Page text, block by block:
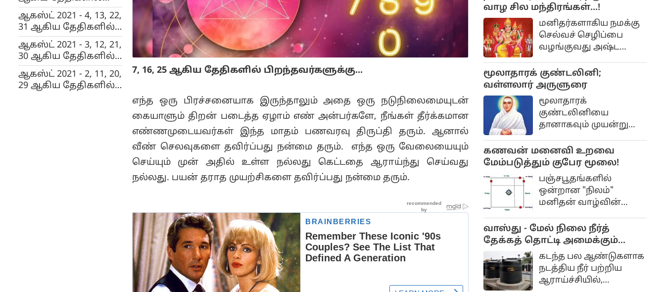
பிறந்தவர்களுக்கு...
ஆகஸ்ட் 2021 - 4, 13, 22,
31 ஆகிய தேதிகளில்
பிறந்தவர்களுக்கு...
ஆகஸ்ட் 2021 - 3, 12, 21,
30 ஆகிய தேதிகளில்
பிறந்தவர்களுக்கு...
ஆகஸ்ட் 2021 - 2, 11, 20,
29 ஆகிய தேதிகளில்
7, 16, 25 ஆகிய தேதிகளில் பிறந்தவர்களுக்கு...
எந்த ஒரு பிரச்சனையாக இருந்தாலும் அதை ஒரு நடுநிலைமையுடன்
கையாளும் திறன் படைத்த ஏழாம் எண் அன்பர்களே, நீங்கள் தீர்க்கமான
எண்ணமுடையவர்கள் இந்த மாதம் பணவரவு திருப்தி தரும். ஆனால்
வீண் செலவுகளை தவிர்ப்பது நன்மை தரும். எந்த ஒரு வேலையையும்
செய்யும் முன் அதில் உள்ள நல்லது கெட்டதை ஆராய்ந்து செய்வது
நல்லது. பயன் தராத முயற்சிகளை தவிர்ப்பது நன்மை தரும்.
வாழ சில மந்திரங்கள்...!
மனிதர்களாகிய நமக்கு
செல்வச் செழிப்பை
வழங்குவது அஷ்ட
குபேரர் மந்திரங்களை
நாள்தோறும் கூற
வேண்டும், அல்லது
மகான் திருமூலர்
கூறியதுபோல “ஓம்
ஐஸ்வரேஸ்வராய நம
“என்றாவது
கூறவேண்டும். இதை
மல்லிகை பூ போடும்
போது கூறலாம்.
மூலாதாரக் குண்டலினி;
வள்ளலார் அருளுரை
மூலாதாரக்
குண்டலினியை
தானாகவும் முயன்று
குருநாதர்களின்
உதவியாலும் மேலே
எழும்பச் செய்யலாம்.
இப்படி படிபடிப்படியாக
அவை மேலே எழும்பப்
பல காலம் பிடிக்கும்.
கணவன் மனைவி உறவை
மேம்படுத்தும் குபேர மூலை!
பஞ்சபூதங்களில்
ஒன்றான "நிலம்"
மனிதன் வாழ்வின்
கருதப்படுகின்றது.
வாஸ்துவில்
தென்மேற்கு மூலையே
நிலத்திற்கு ஒப்பிட்டு
வாஸ்து - மேல் நிலை நீர்த்
தேக்கத் தொட்டி அமைக்கும்
முறை..
கடந்த பல ஆண்டுகளாக
நடத்திய நீர் பற்றிய
ஆராய்ச்சியில்,